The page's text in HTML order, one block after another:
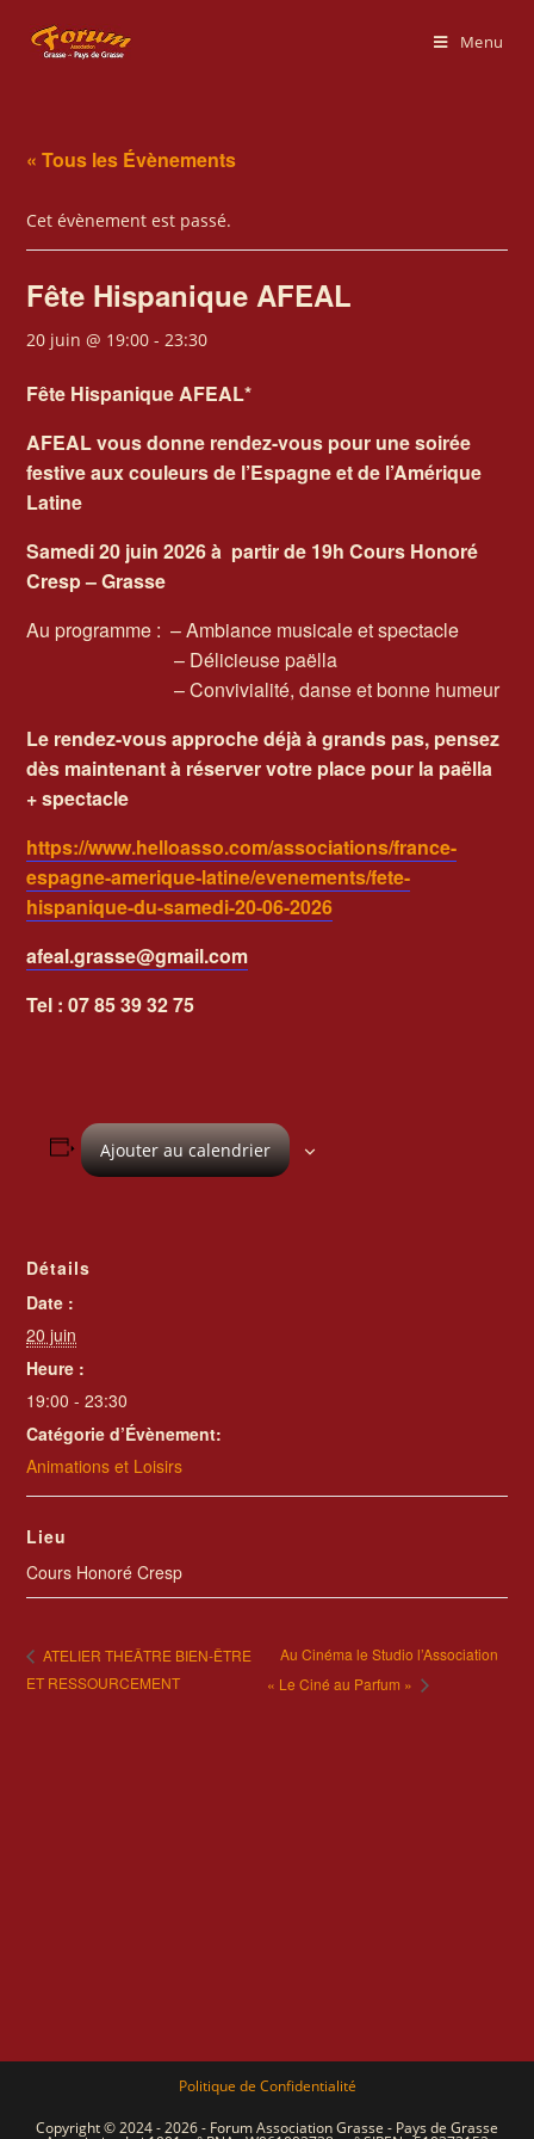
Menu
« Tous les Évènements
Cet évènement est passé.
Fête Hispanique AFEAL
20 juin @ 19:00 -23:30
Fête Hispanique AFEAL*
AFEAL vous donne rendez-vous pour une soirée
festive aux couleurs de l’Espagne et de l’Amérique
Latine
Samedi 20 juin 2026 à partir de 19hCours Honoré
Cresp – Grasse
Au programme : – Ambiance musicale et spectacle
– Délicieuse paëlla
– Convivialité, danse et bonne humeur
Le rendez-vous approche déjà à grands pas, pensez
dès maintenant à réserver votre place pour la paëlla
+ spectacle
https://www.helloasso.com/associations/france-
espagne-amerique-latine/evenements/fete-
hispanique-du-samedi-20-06-2026
afeal.grasse@gmail.com
Tel : 07 85 39 32 75
Ajouter au calendrier
Détails
Date :
20 juin
Heure :
19:00 - 23:30
Catégorie d’Évènement:
Animations et Loisirs
Lieu
Cours Honoré Cresp
ATELIER THEÂTRE BIEN-ÊTRE
ET RESSOURCEMENT
Au Cinéma le Studio l’Association
« Le Ciné au Parfum »
Politique de Confidentialité
Copyright © 2024 - 2026 - Forum Association Grasse - Pays de Grasse